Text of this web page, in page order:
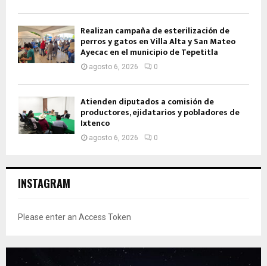
Realizan campaña de esterilización de
perros y gatos en Villa Alta y San Mateo
Ayecac en el municipio de Tepetitla
agosto 6, 2026 0
Atienden diputados a comisión de
productores, ejidatarios y pobladores de
Ixtenco
agosto 6, 2026 0
INSTAGRAM
Please enter an Access Token